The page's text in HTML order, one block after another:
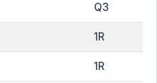
Q3
1R
1R